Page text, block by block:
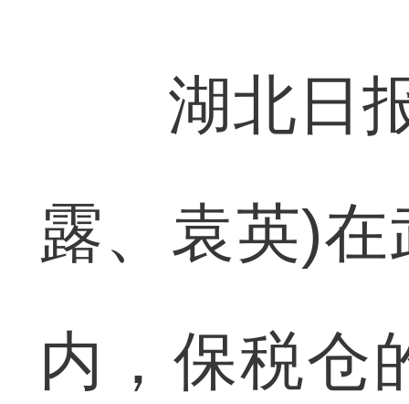
湖北日报
露、袁英)
内，保税仓